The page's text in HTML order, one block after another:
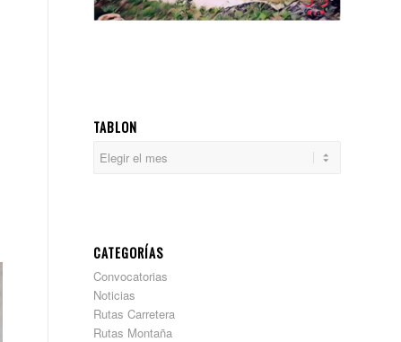
TABLON
CATEGORÍAS
Convocatorias
Noticias
Rutas Carretera
Rutas Montaña